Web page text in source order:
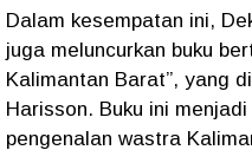
Dalam kesempatan ini,
juga meluncurkan buku
Kalimantan Barat”, yang
Harisson. Buku ini
pengenalan wastra